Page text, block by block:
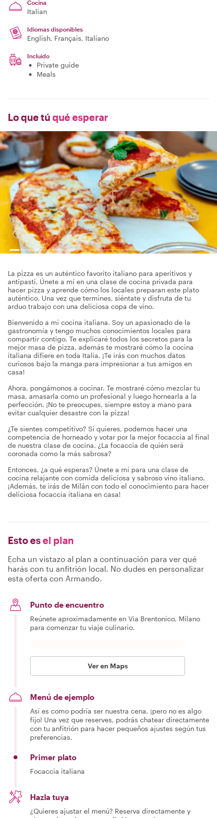
Cocina
Italian
Idiomas disponibles
English, Français, Italiano
Incluido
Private guide
Meals
Lo que tú qué esperar
La pizza es un auténtico favorito italiano para aperitivos y
antipasti. Únete a mí en una clase de cocina privada para
hacer pizza y aprende cómo los locales preparan este plato
auténtico. Una vez que termines, siéntate y disfruta de tu
arduo trabajo con una deliciosa copa de vino.
Bienvenido a mi cocina italiana. Soy un apasionado de la
gastronomía y tengo muchos conocimientos locales para
compartir contigo. Te explicaré todos los secretos para la
mejor masa de pizza, además te mostraré cómo la cocina
italiana difiere en toda Italia. ¡Te irás con muchos datos
curiosos bajo la manga para impresionar a tus amigos en
casa!
Ahora, pongámonos a cocinar. Te mostraré cómo mezclar tu
masa, amasarla como un profesional y luego hornearla a la
perfección. ¡No te preocupes, siempre estoy a mano para
evitar cualquier desastre con la pizza!
¿Te sientes competitivo? Si quieres, podemos hacer una
competencia de horneado y votar por la mejor focaccia al final
de nuestra clase de cocina. ¿La focaccia de quién será
coronada como la más sabrosa?
Entonces, ¿a qué esperas? Únete a mí para una clase de
cocina relajante con comida deliciosa y sabroso vino italiano.
¡Además, te irás de Milán con todo el conocimiento para hacer
deliciosa focaccia italiana en casa!
Esto esel plan
Echa un vistazo al plan a continuación para ver qué
harás con tu anfitrión local. No dudes en personalizar
esta oferta con Armando.
Punto de encuentro
Reúnete aproximadamente en Via Brentonico, Milano
para comenzar tu viaje culinario.
Ver en Maps
Menú de ejemplo
Así es como podría ser nuestra cena, ¡pero no es algo
fijo! Una vez que reserves, podrás chatear directamente
con tu anfitrión para hacer pequeños ajustes según tus
preferencias.
Primer plato
Focaccia italiana
Hazla tuya
¿Quieres ajustar el menú? Reserva directamente y